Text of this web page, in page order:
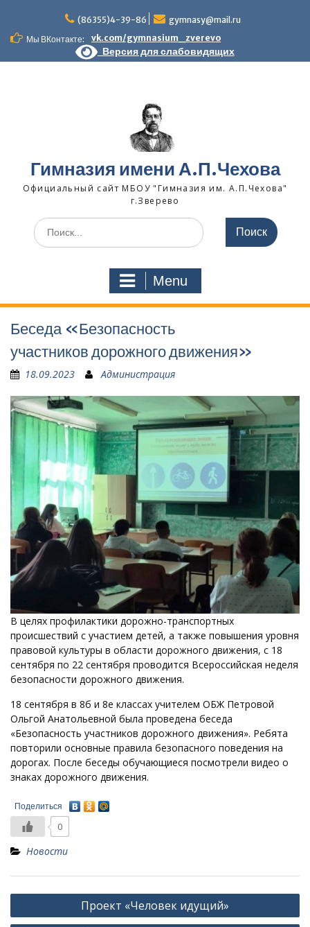
content
(86355)4-39-86
gymnasy@mail.ru
Мы ВКонтакте:
vk.com/gymnasium_zverevo
Версия для слабовидящих
Гимназия имени А.П.Чехова
Официальный сайт МБОУ "Гимназия им. А.П.Чехова"
г.Зверево
Search
for:
Menu
Беседа «Безопасность
участников дорожного движения»
18.09.2023 Администрация
В целях профилактики дорожно-транспортных
происшествий с участием детей, а также повышения уровня
правовой культуры в области дорожного движения, с 18
сентября по 22 сентября проводится Всероссийская неделя
безопасности дорожного движения.
18 сентября в 8б и 8е классах учителем ОБЖ Петровой
Ольгой Анатольевной была проведена беседа
«Безопасность участников дорожного движения». Ребята
повторили основные правила безопасного поведения на
дорогах. После беседы обучающиеся посмотрели видео о
знаках дорожного движения.
Поделиться
0
Новости
Навигация
по
Проект «Человек идущий»